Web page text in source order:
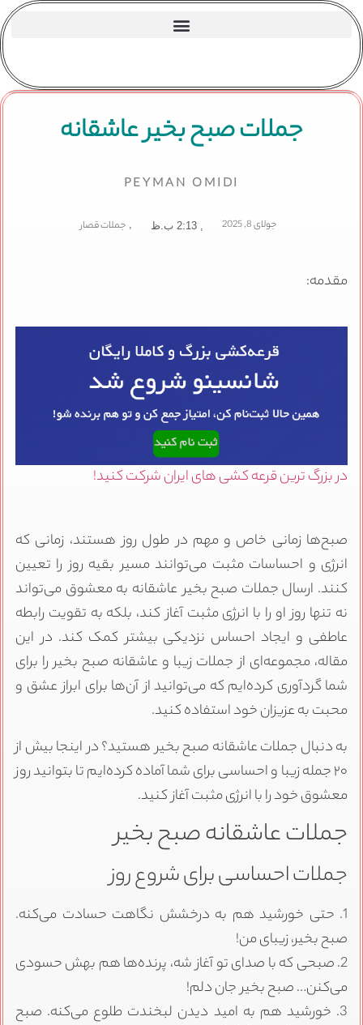
جملات صبح بخیر عاشقانه
PEYMAN OMIDI
جولای 8, 2025 2:13 ب.ظ , جملات قصار
مقدمه:
در بزرگ ترین قرعه کشی های ایران شرکت کنید!
صبح‌ها زمانی خاص و مهم در طول روز هستند، زمانی که
انرژی و احساسات مثبت می‌توانند مسیر بقیه روز را تعیین
کنند. ارسال جملات صبح بخیر عاشقانه به معشوق می‌تواند
نه تنها روز او را با انرژی مثبت آغاز کند، بلکه به تقویت رابطه
عاطفی و ایجاد احساس نزدیکی بیشتر کمک کند. در این
مقاله، مجموعه‌ای از جملات زیبا و عاشقانه صبح بخیر را برای
شما گردآوری کرده‌ایم که می‌توانید از آن‌ها برای ابراز عشق و
محبت به عزیزان خود استفاده کنید.
به دنبال جملات عاشقانه صبح بخیر هستید؟ در اینجا بیش از
۲۰ جمله زیبا و احساسی برای شما آماده کرده‌ایم تا بتوانید روز
معشوق خود را با انرژی مثبت آغاز کنید.
جملات عاشقانه صبح بخیر
جملات احساسی برای شروع روز
1. حتی خورشید هم به درخشش نگاهت حسادت می‌کنه.
صبح بخیر، زیبای من!
2. صبحی که با صدای تو آغاز شه، پرنده‌ها هم بهش حسودی
می‌کنن… صبح بخیر جان دلم!
3. خورشید هم به امید دیدن لبخندت طلوع می‌کنه. صبح